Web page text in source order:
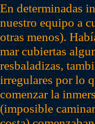
En determinadas
nuestro equipo a
otras menos).
mar cubiertas
resbaladizas,
irregulares por lo
comenzar la
(imposible